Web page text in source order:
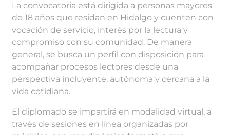
La convocatoria está dirigida a personas mayores
de 18 años que residan en Hidalgo y cuenten con
vocación de servicio, interés por la lectura y
compromiso con su comunidad. De manera
general, se busca un perfil con disposición para
acompañar procesos lectores desde una
perspectiva incluyente, autónoma y cercana a la
vida cotidiana.
El diplomado se impartirá en modalidad virtual, a
través de sesiones en línea organizadas por